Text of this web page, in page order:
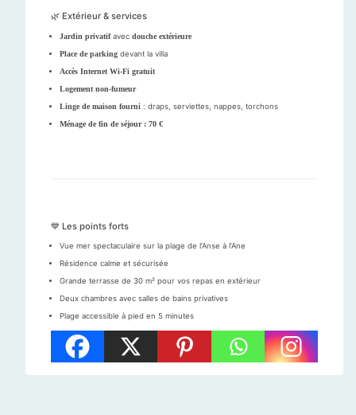
🌿 Extérieur & services
Jardin privatifavec douche extérieure
Place de parking devant la villa
Accès Internet Wi-Fi gratuit
Logement non-fumeur
Linge de maison fourni : draps, serviettes, nappes, torchons
Ménage de fin de séjour : 70 €
💙 Les points forts
Vue mer spectaculaire sur la plage de l’Anse à l’Ane
Résidence calme et sécurisée
Grande terrasse de 30 m² pour vos repas en extérieur
Deux chambres avec salles de bains privatives
Plage accessible à pied en 5 minutes